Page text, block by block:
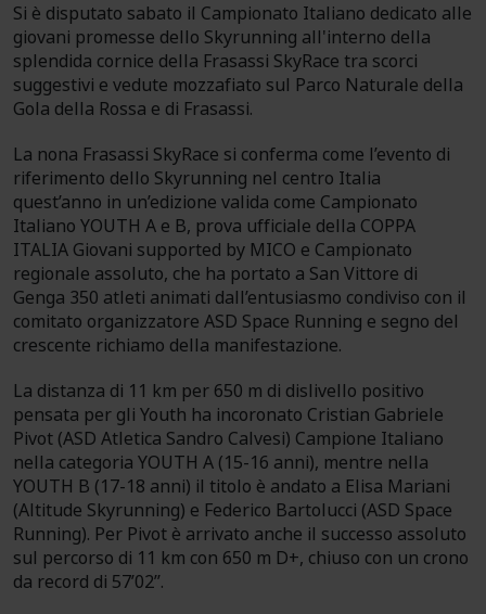
Si è disputato sabato il Campionato Italiano dedicato alle
giovani promesse dello Skyrunning all'interno della
splendida cornice della Frasassi SkyRace tra scorci
suggestivi e vedute mozzafiato sul Parco Naturale della
Gola della Rossa e di Frasassi.
La nona Frasassi SkyRace si conferma come l’evento di
riferimento dello Skyrunning nel centro Italia
quest’anno in un’edizione valida come Campionato
Italiano YOUTH A e B, prova ufficiale della COPPA
ITALIA Giovani supported by MICO e Campionato
regionale assoluto, che ha portato a San Vittore di
Genga 350 atleti animati dall’entusiasmo condiviso con il
comitato organizzatore ASD Space Running e segno del
crescente richiamo della manifestazione.
La distanza di 11 km per 650 m di dislivello positivo
pensata per gli Youth ha incoronato Cristian Gabriele
Pivot (ASD Atletica Sandro Calvesi) Campione Italiano
nella categoria YOUTH A (15-16 anni), mentre nella
YOUTH B (17-18 anni) il titolo è andato a Elisa Mariani
(Altitude Skyrunning) e Federico Bartolucci (ASD Space
Running). Per Pivot è arrivato anche il successo assoluto
sul percorso di 11 km con 650 m D+, chiuso con un crono
da record di 57’02’’.